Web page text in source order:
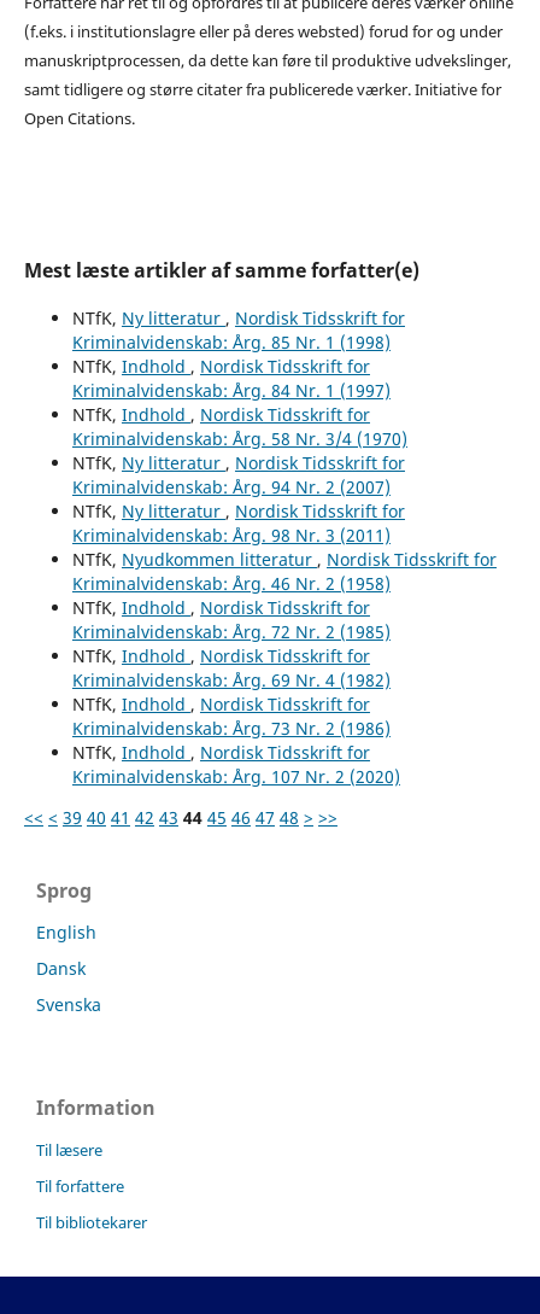
(f.eks. i institutionslagre eller på deres websted) forud for og under
manuskriptprocessen, da dette kan føre til produktive udvekslinger,
samt tidligere og større citater fra publicerede værker. Initiative for
Open Citations.
Mest læste artikler af samme forfatter(e)
NTfK, Ny litteratur , Nordisk Tidsskrift for
Kriminalvidenskab: Årg. 85 Nr. 1 (1998)
NTfK, Indhold , Nordisk Tidsskrift for
Kriminalvidenskab: Årg. 84 Nr. 1 (1997)
NTfK, Indhold , Nordisk Tidsskrift for
Kriminalvidenskab: Årg. 58 Nr. 3/4 (1970)
NTfK, Ny litteratur , Nordisk Tidsskrift for
Kriminalvidenskab: Årg. 94 Nr. 2 (2007)
NTfK, Ny litteratur , Nordisk Tidsskrift for
Kriminalvidenskab: Årg. 98 Nr. 3 (2011)
NTfK, Nyudkommen litteratur , Nordisk Tidsskrift for
Kriminalvidenskab: Årg. 46 Nr. 2 (1958)
NTfK, Indhold , Nordisk Tidsskrift for
Kriminalvidenskab: Årg. 72 Nr. 2 (1985)
NTfK, Indhold , Nordisk Tidsskrift for
Kriminalvidenskab: Årg. 69 Nr. 4 (1982)
NTfK, Indhold , Nordisk Tidsskrift for
Kriminalvidenskab: Årg. 73 Nr. 2 (1986)
NTfK, Indhold , Nordisk Tidsskrift for
Kriminalvidenskab: Årg. 107 Nr. 2 (2020)
<< < 39 40 41 42 43 44 45 46 47 48 > >>
Sprog
English
Dansk
Svenska
Information
Til læsere
Til forfattere
Til bibliotekarer